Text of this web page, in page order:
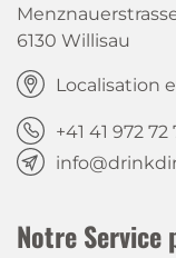
6130 Willisau
Localisation
+41 41 972 72
Notre Service